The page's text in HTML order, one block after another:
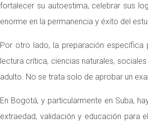
fortalecer su autoestima, celebrar sus
enorme en la permanencia y éxito del
Por otro lado, la preparación específica
lectura crítica, ciencias naturales,
adulto. No se trata solo de aprobar un
En Bogotá, y particularmente en Suba,
extraedad, validación y educación para